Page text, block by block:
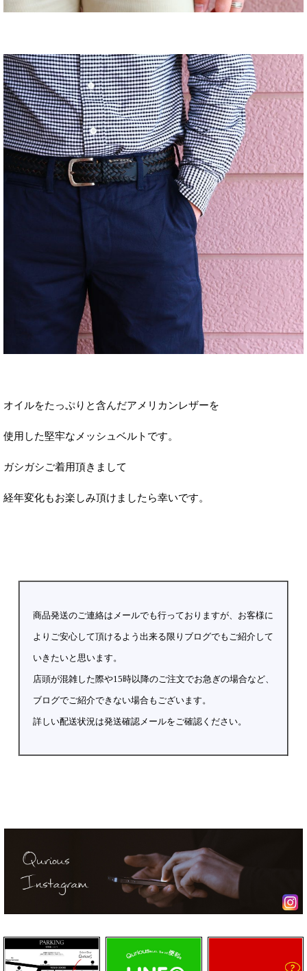
オイルをたっぷりと含んだアメリカンレザーを
使用した堅牢なメッシュベルトです。
ガシガシご着用頂きまして
経年変化もお楽しみ頂けましたら幸いです。
商品発送のご連絡はメールでも行っておりますが、お客様に
よりご安心して頂けるよう出来る限りブログでもご紹介して
いきたいと思います。
店頭が混雑した際や15時以降のご注文でお急ぎの場合など、
ブログでご紹介できない場合もございます。
詳しい配送状況は発送確認メールをご確認ください。